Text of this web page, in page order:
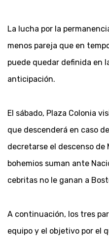
La lucha por la
menos pareja que en
puede quedar definida en
anticipación.
El sábado, Plaza Colonia
que descenderá en caso
decretarse el descenso de
bohemios suman ante
cebritas no le ganan a
A continuación, los tres
equipo y el objetivo por el